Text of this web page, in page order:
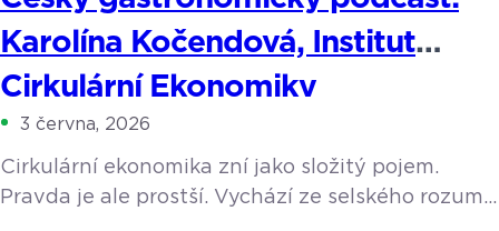
Karolína Kočendová, Institut
Cirkulární Ekonomiky
3 června, 2026
Cirkulární ekonomika zní jako složitý pojem.
Pravda je ale prostší. Vychází ze selského rozumu